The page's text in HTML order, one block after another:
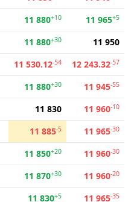
11 880+10 11 965+5
11 880+30
11 950
11 530.12-54 12 243.32-57
11 880+30 11 945-55
11 830 11 960-10
11 885-5 11 965-30
11 850+20 11 960-30
11 870+30 11 960-20
11 830+5 11 965-35